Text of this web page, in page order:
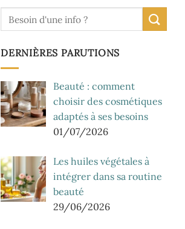
DERNIÈRES PARUTIONS
Beauté : comment
choisir des cosmétiques
adaptés à ses besoins
01/07/2026
Les huiles végétales à
intégrer dans sa routine
beauté
29/06/2026